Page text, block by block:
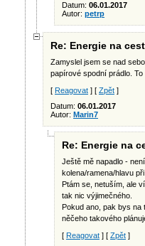
Datum: 06.01.2017
Autor: petrp
Re: Energie na
Zamyslel jsem se nad
papírové spodní prádlo.
[ Reagovat ] [ Zpět ]
Datum: 06.01.2017
Autor: Marin7
Re: Energie na
Ještě mě napadlo -
kolena/ramena/hlavu
Ptám se, netuším, ale
tak nic výjimečného.
Pokud ano, pak bys na
něčeho takového
[ Reagovat ] [ Zpět ]